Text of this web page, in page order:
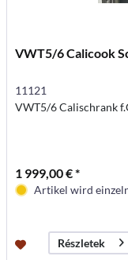
VWT5/6 Calicook
11121
VWT5/6 Calischrank
1 999,00 € *
Artikel wird
Részletek